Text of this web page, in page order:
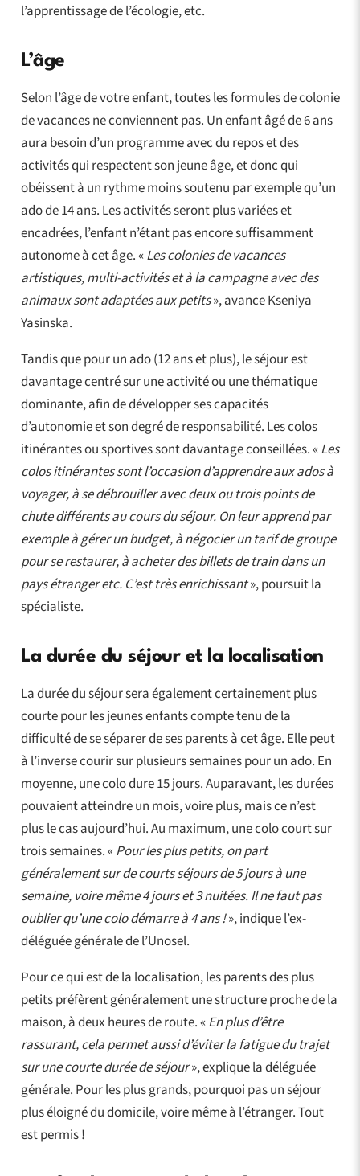
l’apprentissage de l’écologie, etc.
L’âge
Selon l’âge de votre enfant, toutes les formules de colonie
de vacances ne conviennent pas. Un enfant âgé de 6 ans
aura besoin d’un programme avec du repos et des
activités qui respectent son jeune âge, et donc qui
obéissent à un rythme moins soutenu par exemple qu’un
ado de 14 ans. Les activités seront plus variées et
encadrées, l’enfant n’étant pas encore suffisamment
autonome à cet âge. «Les colonies de vacances
artistiques, multi-activités et à la campagne avec des
animaux sont adaptées aux petits», avance Kseniya
Yasinska.
Tandis que pour un ado (12 ans et plus), le séjour est
davantage centré sur une activité ou une thématique
dominante, afin de développer ses capacités
d’autonomie et son degré de responsabilité. Les colos
itinérantes ou sportives sont davantage conseillées. «Les
colos itinérantes sont l’occasion d’apprendre aux ados à
voyager, à se débrouiller avec deux ou trois points de
chute différents au cours du séjour. On leur apprend par
exemple à gérer un budget, à négocier un tarif de groupe
pour se restaurer, à acheter des billets de train dans un
pays étranger etc. C’est très enrichissant», poursuit la
spécialiste.
La durée du séjour et la localisation
La durée du séjour sera également certainement plus
courte pour les jeunes enfants compte tenu de la
difficulté de se séparer de ses parents à cet âge. Elle peut
à l’inverse courir sur plusieurs semaines pour un ado. En
moyenne, une colo dure 15 jours. Auparavant, les durées
pouvaient atteindre un mois, voire plus, mais ce n’est
plus le cas aujourd’hui. Au maximum, une colo court sur
trois semaines. «Pour les plus petits, on part
généralement sur de courts séjours de 5 jours à une
semaine, voire même 4 jours et 3 nuitées. Il ne faut pas
oublier qu’une colo démarre à 4 ans !», indique l’ex-
déléguée générale de l’Unosel.
Pour ce qui est de la localisation, les parents des plus
petits préfèrent généralement une structure proche de la
maison, à deux heures de route. «En plus d’être
rassurant, cela permet aussi d’éviter la fatigue du trajet
sur une courte durée de séjour», explique la déléguée
générale. Pour les plus grands, pourquoi pas un séjour
plus éloigné du domicile, voire même à l’étranger. Tout
est permis !